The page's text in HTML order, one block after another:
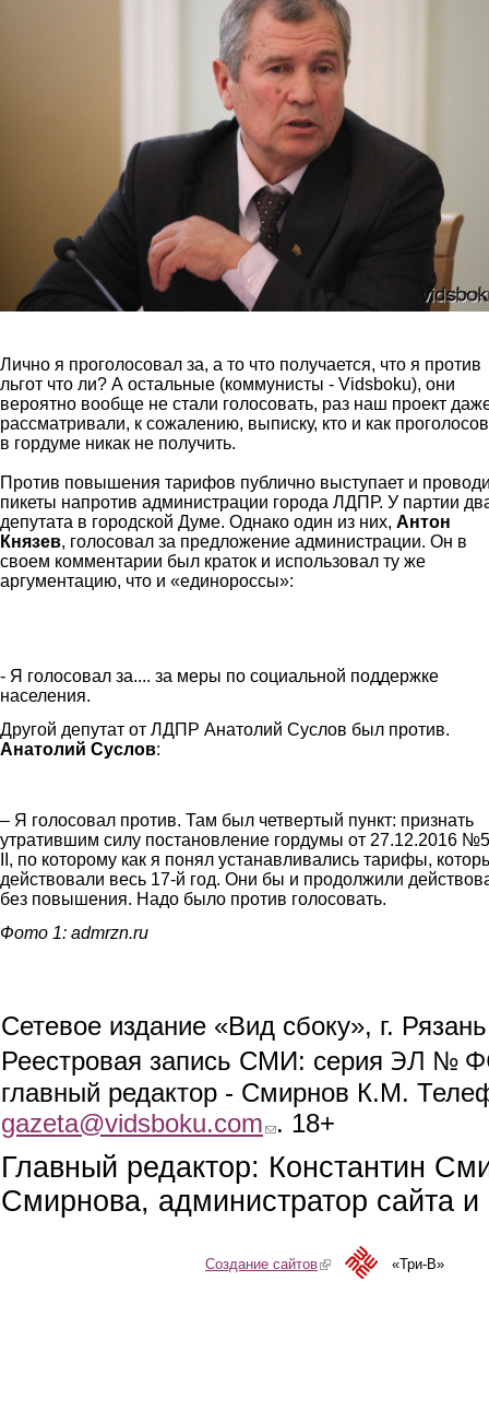
Лично я проголосовал за, а то что получается, что я против
льгот что ли? А остальные (коммунисты - Vidsboku), они
вероятно вообще не стали голосовать, раз наш проект
рассматривали, к сожалению, выписку, кто и как
в гордуме никак не получить.
Против повышения тарифов публично выступает и
пикеты напротив администрации города ЛДПР. У партии
депутата в городской Думе. Однако один из них, Антон
Князев, голосовал за предложение администрации. Он в
своем комментарии был краток и использовал ту же
аргументацию, что и «единороссы»:
- Я голосовал за.... за меры по социальной поддержке
населения.
Другой депутат от ЛДПР Анатолий Суслов был против.
Анатолий Суслов:
– Я голосовал против. Там был четвертый пункт: признать
утратившим силу постановление гордумы от 27.12.2016
II, по которому как я понял устанавливались тарифы,
действовали весь 17-й год. Они бы и продолжили
без повышения. Надо было против голосовать.
Фото 1: admrzn.ru
Сетевое издание «Вид сбоку», г.
Реестровая запись СМИ: серия ЭЛ №
главный редактор - Смирнов К.М.
gazeta@vidsboku.com (link sends e-mail)
. 18+
Главный редактор: Константин
Смирнова, администратор сайта
Создание сайтов(link is external)«Три-В»